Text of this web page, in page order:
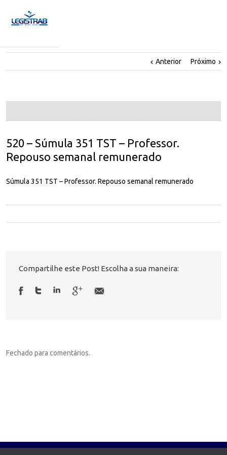
Anterior Próximo
520 – Súmula 351 TST – Professor.
Repouso semanal remunerado
Súmula 351 TST – Professor. Repouso semanal remunerado
Compartilhe este Post! Escolha a sua maneira:
Fechado para comentários.